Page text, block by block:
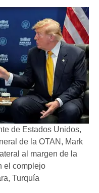
de Estados Unidos,
de la OTAN, Mark
al margen de la
el complejo
Turquía